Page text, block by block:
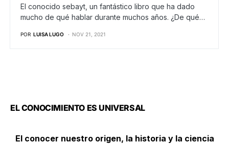
El conocido sebayt, un fantástico libro que ha dado
mucho de qué hablar durante muchos años. ¿De qué…
POR LUISA LUGO NOV 21, 2021
EL CONOCIMIENTO ES UNIVERSAL
El conocer nuestro origen, la historia y la ciencia